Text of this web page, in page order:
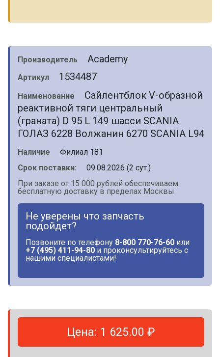
Производитель Academy
Артикул 1534487
Наименование
Сайлентблок V-образной
реактивной тяги центральный
(граната) D 95 L 149 шасси SCANIA
ГОЛАЗ 6228 Волжанин 6270 SCANIA L94
Наличие
Филиал 181
Срок поставки:
09.08.2026 (2 сут.)
При заказе от 15 000 рублей обеспечиваем
бесплатную доставку в пределах Москвы
Не уверены что запчасть
подойдет?
Позвоните по телефону 8-800 770-76-60 или
+7 (495) 411-94-80 и проконсультируйтесь с
нашими специалистами!
Цена: 1 625.00 ₽